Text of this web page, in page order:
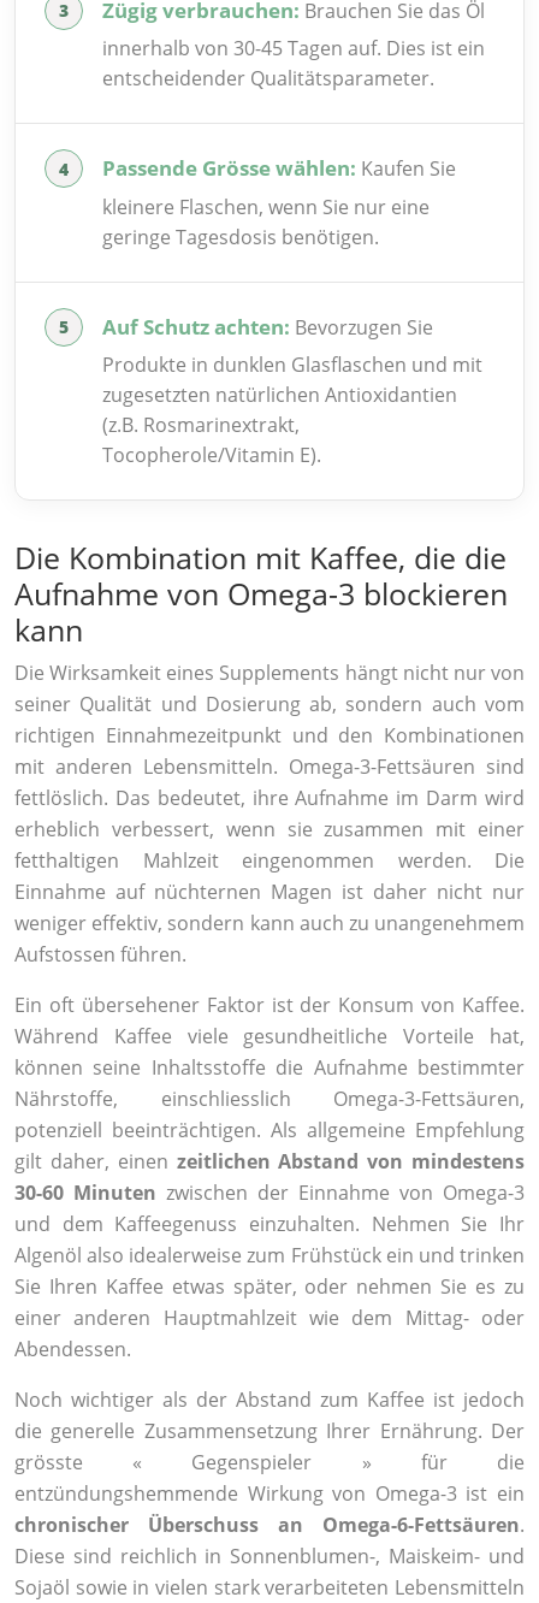
Zügig verbrauchen: Brauchen Sie das Öl
innerhalb von 30-45 Tagen auf. Dies ist ein
entscheidender Qualitätsparameter.
Passende Grösse wählen: Kaufen Sie
kleinere Flaschen, wenn Sie nur eine
geringe Tagesdosis benötigen.
Auf Schutz achten: Bevorzugen Sie
Produkte in dunklen Glasflaschen und mit
zugesetzten natürlichen Antioxidantien
(z.B. Rosmarinextrakt,
Tocopherole/Vitamin E).
Die Kombination mit Kaffee, die die
Aufnahme von Omega-3 blockieren
kann
Die Wirksamkeit eines Supplements hängt nicht nur von
seiner Qualität und Dosierung ab, sondern auch vom
richtigen Einnahmezeitpunkt und den Kombinationen
mit anderen Lebensmitteln. Omega-3-Fettsäuren sind
fettlöslich. Das bedeutet, ihre Aufnahme im Darm wird
erheblich verbessert, wenn sie zusammen mit einer
fetthaltigen Mahlzeit eingenommen werden. Die
Einnahme auf nüchternen Magen ist daher nicht nur
weniger effektiv, sondern kann auch zu unangenehmem
Aufstossen führen.
Ein oft übersehener Faktor ist der Konsum von Kaffee.
Während Kaffee viele gesundheitliche Vorteile hat,
können seine Inhaltsstoffe die Aufnahme bestimmter
Nährstoffe, einschliesslich Omega-3-Fettsäuren,
potenziell beeinträchtigen. Als allgemeine Empfehlung
gilt daher, einen zeitlichen Abstand von mindestens
30-60 Minuten zwischen der Einnahme von Omega-3
und dem Kaffeegenuss einzuhalten. Nehmen Sie Ihr
Algenöl also idealerweise zum Frühstück ein und trinken
Sie Ihren Kaffee etwas später, oder nehmen Sie es zu
einer anderen Hauptmahlzeit wie dem Mittag- oder
Abendessen.
Noch wichtiger als der Abstand zum Kaffee ist jedoch
die generelle Zusammensetzung Ihrer Ernährung. Der
grösste « Gegenspieler » für die
entzündungshemmende Wirkung von Omega-3 ist ein
chronischer Überschuss an Omega-6-Fettsäuren.
Diese sind reichlich in Sonnenblumen-, Maiskeim- und
Sojaöl sowie in vielen stark verarbeiteten Lebensmitteln